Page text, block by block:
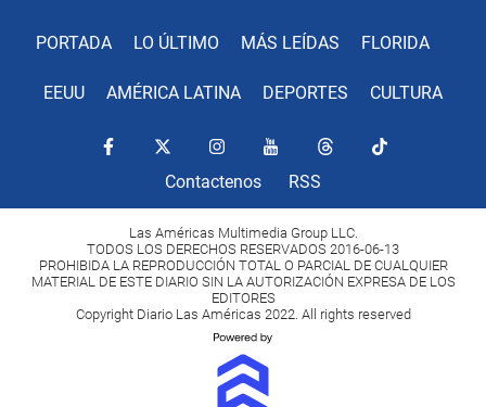
PORTADA LO ÚLTIMO MÁS LEÍDAS FLORIDA
EEUU AMÉRICA LATINA DEPORTES CULTURA
Contactenos RSS
Las Américas Multimedia Group LLC.
TODOS LOS DERECHOS RESERVADOS 2016-06-13
PROHIBIDA LA REPRODUCCIÓN TOTAL O PARCIAL DE CUALQUIER
MATERIAL DE ESTE DIARIO SIN LA AUTORIZACIÓN EXPRESA DE LOS
EDITORES
Copyright Diario Las Américas 2022. All rights reserved